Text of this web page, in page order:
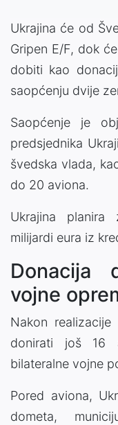
Ukrajina će od
Gripen E/F, dok
dobiti kao
saopćenju dvije
Saopćenje je
predsjednika
švedska vlada,
do 20 aviona.
Ukrajina
milijardi eura iz
Donacija
vojne
Nakon
donirati još 16
bilateralne vojne
Pored aviona,
dometa,